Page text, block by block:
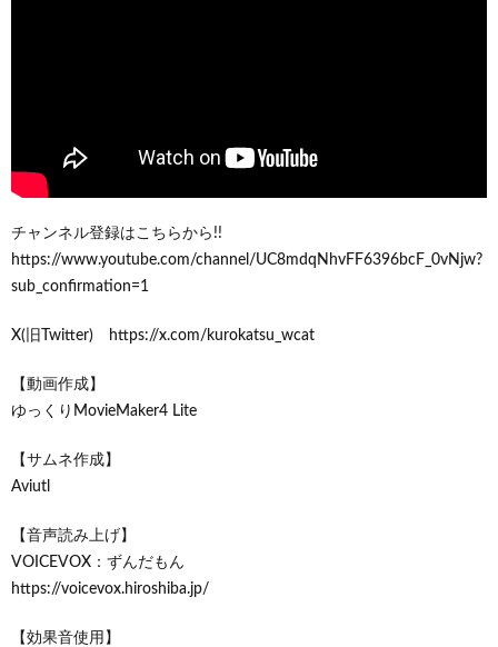
チャンネル登録はこちらから!!
https://www.youtube.com/channel/UC8mdqNhvFF6396bcF_0vNjw?
sub_confirmation=1
X(旧Twitter) https://x.com/kurokatsu_wcat
【動画作成】
ゆっくりMovieMaker4 Lite
【サムネ作成】
Aviutl
【音声読み上げ】
VOICEVOX：ずんだもん
https://voicevox.hiroshiba.jp/
【効果音使用】